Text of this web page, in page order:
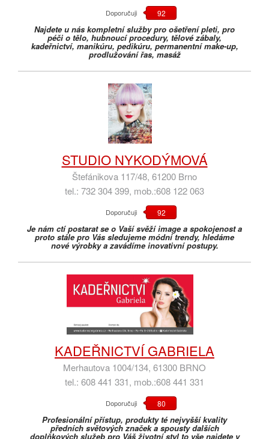
Doporučuji 92
Najdete u nás kompletní služby pro ošetření pleti, pro
péči o tělo, hubnoucí procedury, tělové zábaly,
kadeřnictví, manikúru, pedikúru, permanentní make-up,
prodlužování řas, masáž
STUDIO NYKODÝMOVÁ
Štefánikova 117/48, 61200 Brno
tel.: 732 304 399, mob.:608 122 063
Doporučuji 92
Je nám ctí postarat se o Vaší svěží image a spokojenost a
proto stále pro Vás sledujeme módní trendy, hledáme
nové výrobky a zavádíme inovativní postupy.
KADEŘNICTVÍ GABRIELA
Merhautova 1004/134, 61300 BRNO
tel.: 608 441 331, mob.:608 441 331
Doporučuji 80
Profesionální přístup, produkty té nejvyšší kvality
předních světových značek a spousty dalších
doplňkových služeb pro Váš životní styl to vše najdete v